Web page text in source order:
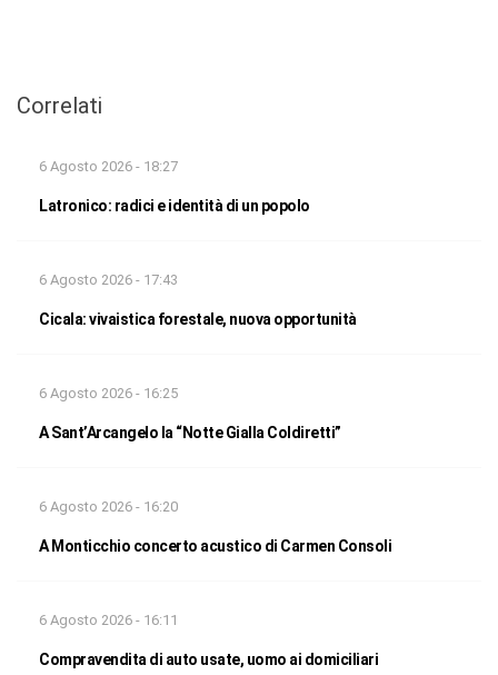
Correlati
6 Agosto 2026 - 18:27
Latronico: radici e identità di un popolo
6 Agosto 2026 - 17:43
Cicala: vivaistica forestale, nuova opportunità
6 Agosto 2026 - 16:25
A Sant’Arcangelo la “Notte Gialla Coldiretti”
6 Agosto 2026 - 16:20
A Monticchio concerto acustico di Carmen Consoli
6 Agosto 2026 - 16:11
Compravendita di auto usate, uomo ai domiciliari